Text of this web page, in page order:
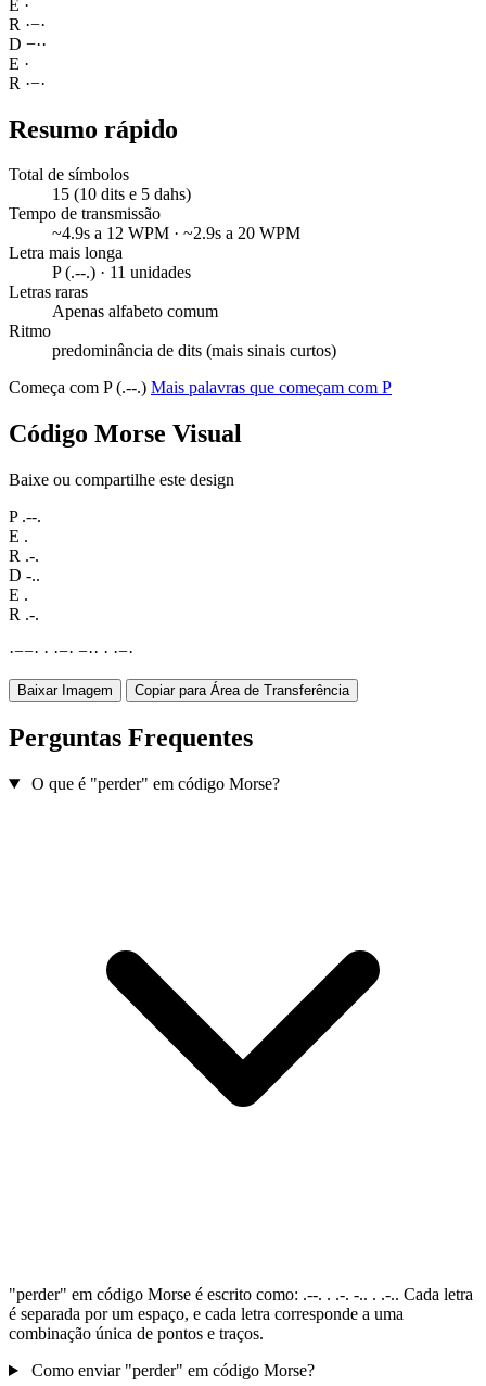
E ·
R ·−·
D −··
E ·
R ·−·
Resumo rápido
Total de símbolos
15 (10 dits e 5 dahs)
Tempo de transmissão
~4.9s a 12 WPM · ~2.9s a 20 WPM
Letra mais longa
P (.--.) · 11 unidades
Letras raras
Apenas alfabeto comum
Ritmo
predominância de dits (mais sinais curtos)
Começa com P (.--.) Mais palavras que começam com P
Código Morse Visual
Baixe ou compartilhe este design
P .--.
E .
R .-.
D -..
E .
R .-.
·−−· · ·−· −·· · ·−·
Baixar Imagem Copiar para Área de Transferência
Perguntas Frequentes
O que é "perder" em código Morse?
"perder" em código Morse é escrito como: .--. . .-. -.. . .-.. Cada letra
é separada por um espaço, e cada letra corresponde a uma
combinação única de pontos e traços.
Como enviar "perder" em código Morse?